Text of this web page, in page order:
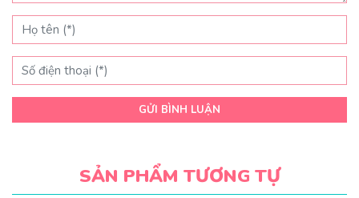
GỬI BÌNH LUẬN
SẢN PHẨM TƯƠNG TỰ